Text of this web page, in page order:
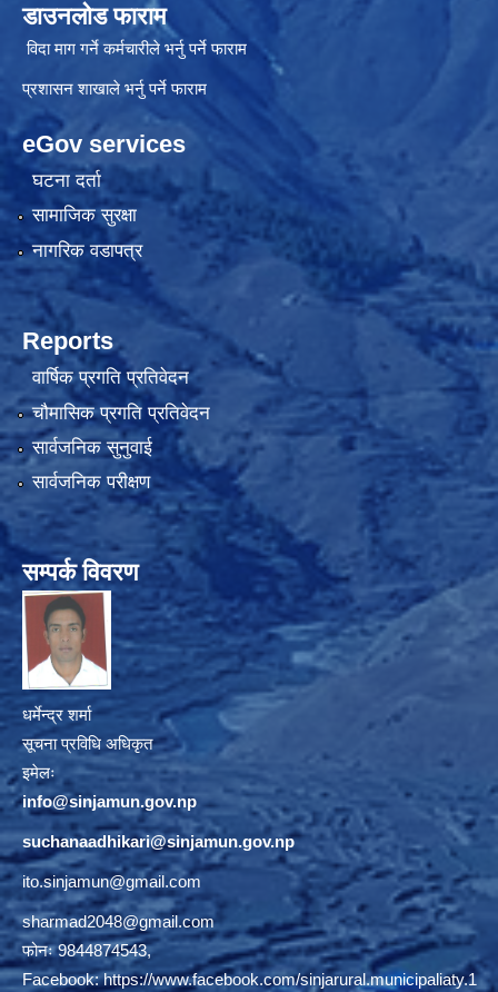
डाउनलोड फाराम
विदा माग गर्ने कर्मचारीले भर्नु पर्ने फाराम
प्रशासन शाखाले भर्नु पर्ने फाराम
eGov services
घटना दर्ता
सामाजिक सुरक्षा
नागरिक वडापत्र
Reports
वार्षिक प्रगति प्रतिवेदन
चौमासिक प्रगति प्रतिवेदन
सार्वजनिक सुनुवाई
सार्वजनिक परीक्षण
सम्पर्क विवरण
धर्मेन्द्र शर्मा
सूचना प्रविधि अधिकृत
इमेलः
info@sinjamun.gov.np
suchanaadhikari@sinjamun.gov.np
ito.sinjamun@gmail.com
sharmad2048@gmail.com
फोनः 9844874543,
Facebook:https://www.facebook.com/sinjarural.municipaliaty.1